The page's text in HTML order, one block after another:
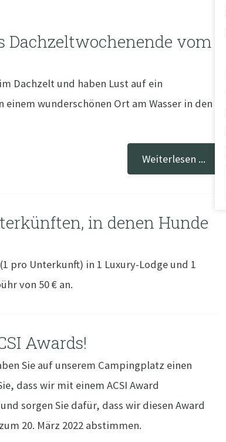
Dachzeltwochenende vom
Dachzelt und haben Lust auf ein
wunderschönen Ort am Wasser in den
Weiterlesen ...
in denen Hunde
pro Unterkunft) in 1 Luxury-Lodge und 1
von 50 € an.
Awards!
Sie auf unserem Campingplatz einen
dass wir mit einem ACSI Award
sorgen Sie dafür, dass wir diesen Award
20. März 2022 abstimmen.